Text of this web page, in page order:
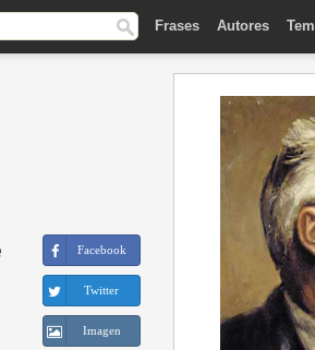
Frases Autores
Facebook
Twitter
Imagen